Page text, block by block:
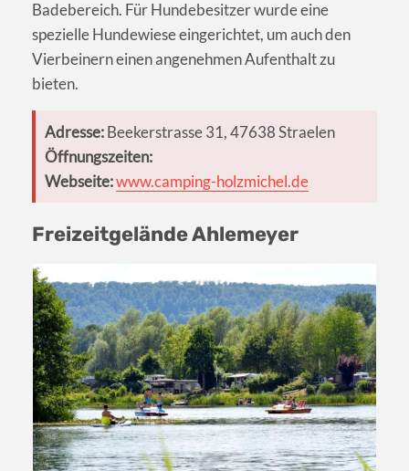
Badebereich. Für Hundebesitzer wurde eine
spezielle Hundewiese eingerichtet, um auch den
Vierbeinern einen angenehmen Aufenthalt zu
bieten.
Adresse:Beekerstrasse 31, 47638 Straelen
Öffnungszeiten:
Webseite:www.camping-holzmichel.de
Freizeitgelände Ahlemeyer